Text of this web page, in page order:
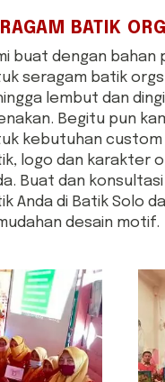
BATIK
buat dengan bahan
seragam batik
lembut dan
Begitu pun
kebutuhan
logo dan karakter
Buat dan
Anda di Batik Solo
desain motif.